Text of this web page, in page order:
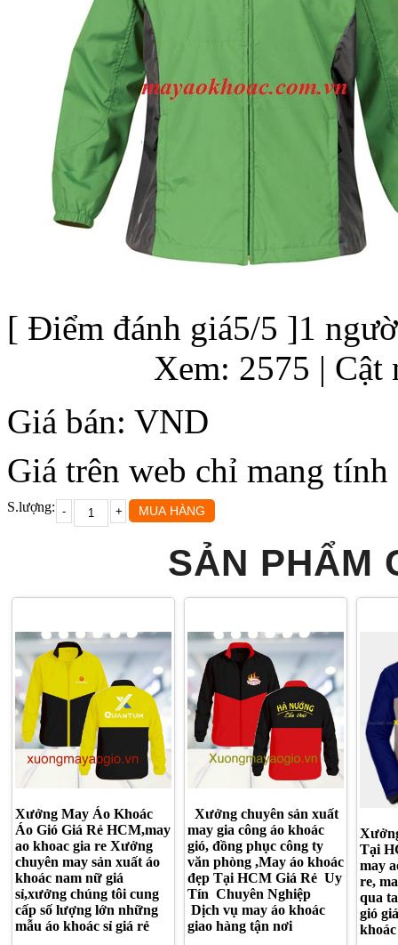
[ Điểm đánh giá5/5 ]1
Xem: 2575 | Cật
Giá bán: VND
Giá trên web chỉ mang tính
S.lượng:
SẢN PHẨM
ÁO GIÓ GIÁ RẺ HCM
Xưởng May Áo Khoác
Áo Gió Giá Rẻ HCM,may
ao khoac gia re Xưởng
chuyên may sản xuất áo
khoác nam nữ giá
sỉ,xưởng chúng tôi cung
cấp số lượng lớn những
mẫu áo khoác sỉ giá rẻ
GIÁ RẺ
Xưởng chuyên sản xuất
may gia công áo khoác
gió, đồng phục công ty
văn phòng ,May áo khoác
đẹp Tại HCM Giá Rẻ Uy
Tín Chuyên Nghiệp
Dịch vụ may áo khoác
giao hàng tận nơi
Tại
may
re,
qua
gió